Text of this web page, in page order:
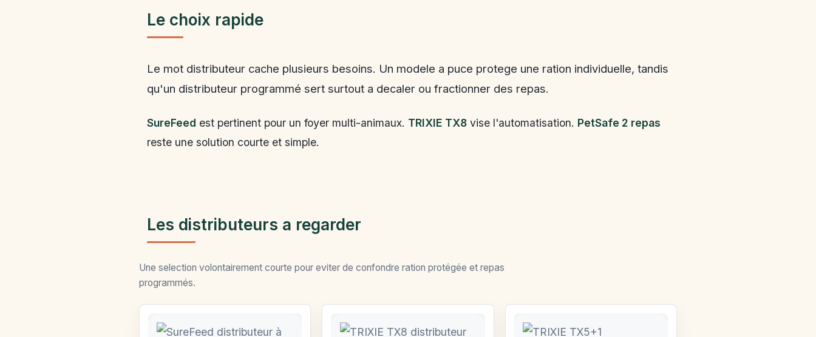
Le choix rapide
Le mot distributeur cache plusieurs besoins. Un modele a puce protege une ration individuelle, tandis
qu'un distributeur programmé sert surtout a decaler ou fractionner des repas.
SureFeed est pertinent pour un foyer multi-animaux. TRIXIE TX8 vise l'automatisation. PetSafe 2 repas
reste une solution courte et simple.
Les distributeurs a regarder
Une selection volontairement courte pour eviter de confondre ration protégée et repas
programmés.